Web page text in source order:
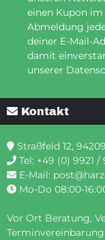
einen Kupon
Abmeldung
deiner E-Mail-
damit
unserer
Kontakt
Straßfeld 12,
Tel: +49 (0) 9921 /
E-Mail:
Mo-Do 08:00-
Vor Ort Beratung,